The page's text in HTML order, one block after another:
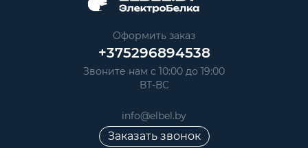
Оформить заказ
+375296894538
Звоните нам с 10:00 до 19:00
ВТ-ВС
info@elbel.by
Заказать звонок